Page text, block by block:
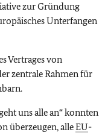
zur Gründung
Unterfangen
Vertrages von
zentrale Rahmen für
uns alle an“ konnten
überzeugen, alleEU-